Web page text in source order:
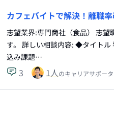
カフェバイトで解決！離職
志望業界:専門商社（食品） 志望
す。 詳しい相談内容: ◆タイトル
込み課題…
3 1人のキャリアサポー